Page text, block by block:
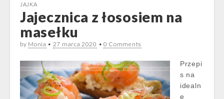
JAJKA
Jajecznica z łososiem na
masełku
by Monia • 27 marca 2020 • 0 Comments
Przepi
s na
idealn
e